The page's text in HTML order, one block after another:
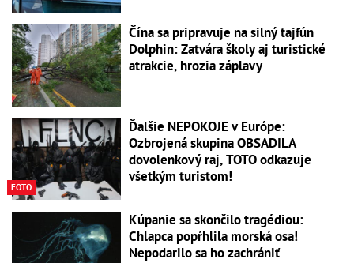
Čína sa pripravuje na silný tajfún
Dolphin: Zatvára školy aj turistické
atrakcie, hrozia záplavy
FOTO
Ďalšie NEPOKOJE v Európe:
Ozbrojená skupina OBSADILA
dovolenkový raj, TOTO odkazuje
všetkým turistom!
Kúpanie sa skončilo tragédiou:
Chlapca popŕhlila morská osa!
Nepodarilo sa ho zachrániť